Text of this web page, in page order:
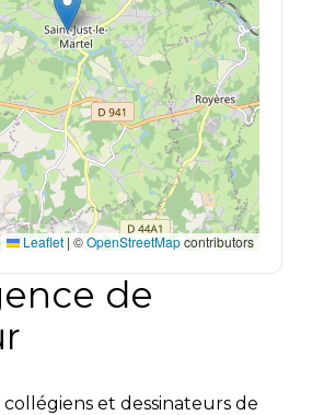
Leaflet | ©OpenStreetMapcontributors
de
et dessinateurs de